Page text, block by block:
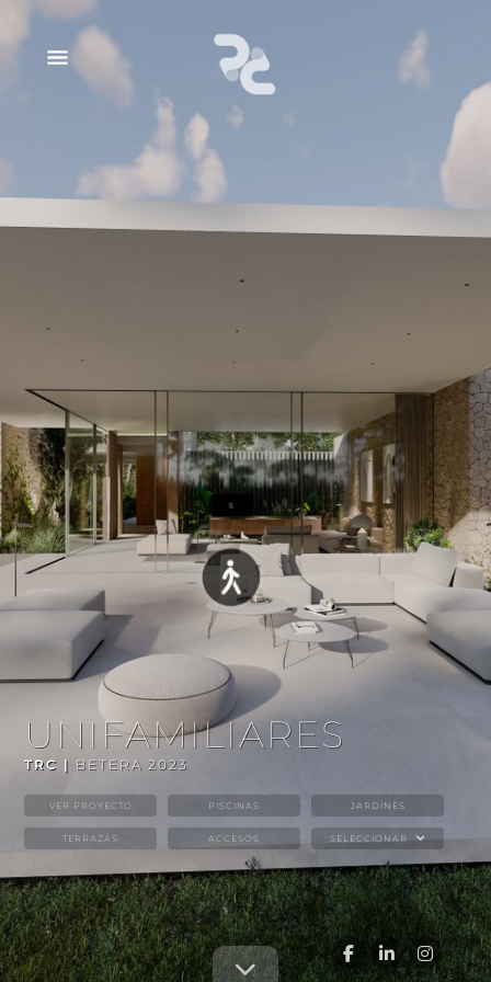
UNIFAMILIARES
TRC | BETERA 2023
VER PROYECTO PISCINAS JARDINES
TERRAZAS ACCESOS SELECCIONAR